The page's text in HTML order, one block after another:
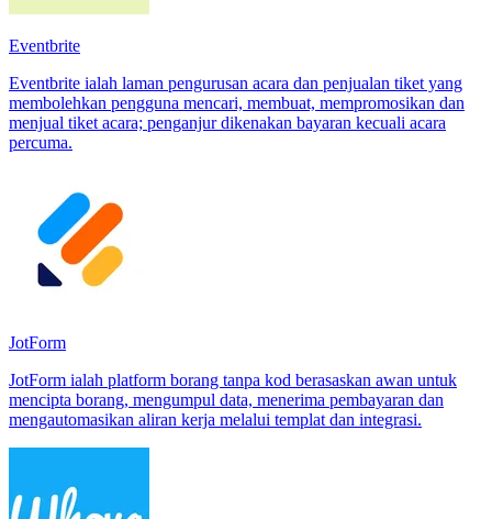
Eventbrite
Eventbrite ialah laman pengurusan acara dan penjualan tiket yang
membolehkan pengguna mencari, membuat, mempromosikan dan
menjual tiket acara; penganjur dikenakan bayaran kecuali acara
percuma.
JotForm
JotForm ialah platform borang tanpa kod berasaskan awan untuk
mencipta borang, mengumpul data, menerima pembayaran dan
mengautomasikan aliran kerja melalui templat dan integrasi.